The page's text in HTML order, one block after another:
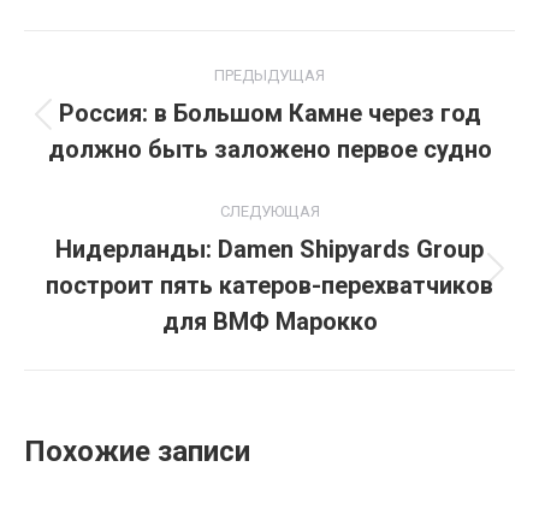
по
записям
ПРЕДЫДУЩАЯ
Предыдущая
запись:
Россия: в Большом Камне через год
должно быть заложено первое судно
СЛЕДУЮЩАЯ
Следующая
запись:
Нидерланды: Damen Shipyards Group
построит пять катеров-перехватчиков
для ВМФ Марокко
Похожие записи